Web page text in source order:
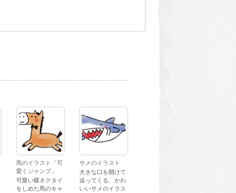
馬のイラスト「可
愛くジャンプ」
可愛い蝶ネクタイ
をしめた馬のキャ
サメのイラスト
大きな口を開けて
迫ってくる、かわ
いいサメのイラス